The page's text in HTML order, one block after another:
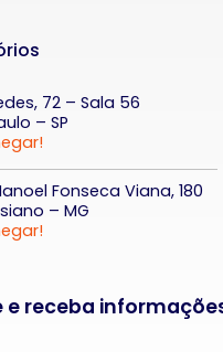
72 – Sala 56
– SP
Fonseca Viana, 180
– MG
receba